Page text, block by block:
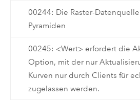
00244: Die Raster-
Pyramiden
00245: <Wert> erfordert die
Option, mit der nur
Kurven nur durch Clients für
zugelassen werden.